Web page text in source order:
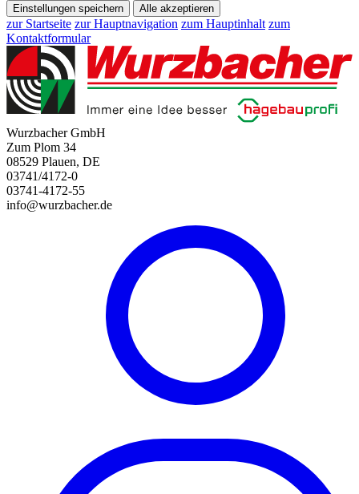
Einstellungen speichern Alle akzeptieren
zur Startseite zur Hauptnavigation zum Hauptinhalt zum
Kontaktformular
Wurzbacher GmbH
Zum Plom 34
08529 Plauen, DE
03741/4172-0
03741-4172-55
info@wurzbacher.de